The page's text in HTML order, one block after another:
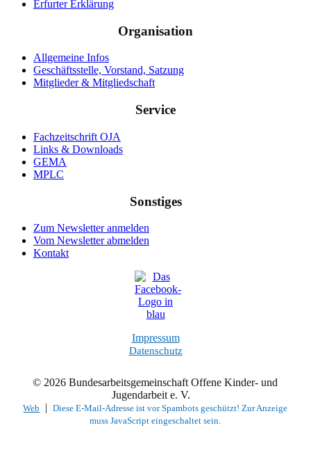
Erfurter Erklärung
Organisation
Allgemeine Infos
Geschäftsstelle, Vorstand, Satzung
Mitglieder & Mitgliedschaft
Service
Fachzeitschrift OJA
Links & Downloads
GEMA
MPLC
Sonstiges
Zum Newsletter anmelden
Vom Newsletter abmelden
Kontakt
Impressum
Datenschutz
© 2026 Bundesarbeitsgemeinschaft Offene Kinder- und
Jugendarbeit e. V.
Web |Diese E-Mail-Adresse ist vor Spambots geschützt! Zur Anzeige
muss JavaScript eingeschaltet sein.